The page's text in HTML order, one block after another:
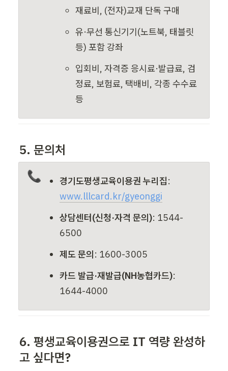
재료비, (전자)교재 단독 구매
유·무선 통신기기(노트북, 태블릿
등) 포함 강좌
입회비, 자격증 응시료·발급료, 검
정료, 보험료, 택배비, 각종 수수료
등
5. 문의처
📞 경기도평생교육이용권 누리집
www.lllcard.kr/gyeonggi
상담센터(신청·자격 문의): 1544-
6500
제도 문의: 1600-3005
카드 발급·재발급(NH농협카드):
1644-4000
6. 평생교육이용권으로 IT 역량 완성하
고 싶다면?